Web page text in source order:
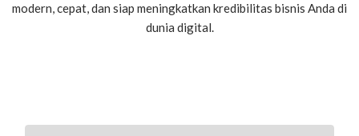
modern, cepat, dan siap meningkatkan kredibilitas bisnis Anda di
dunia digital.